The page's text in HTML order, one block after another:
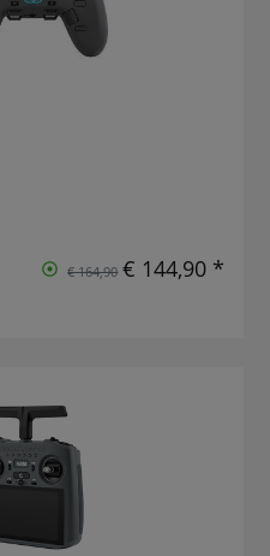
€ 164,90 € 144,90 *